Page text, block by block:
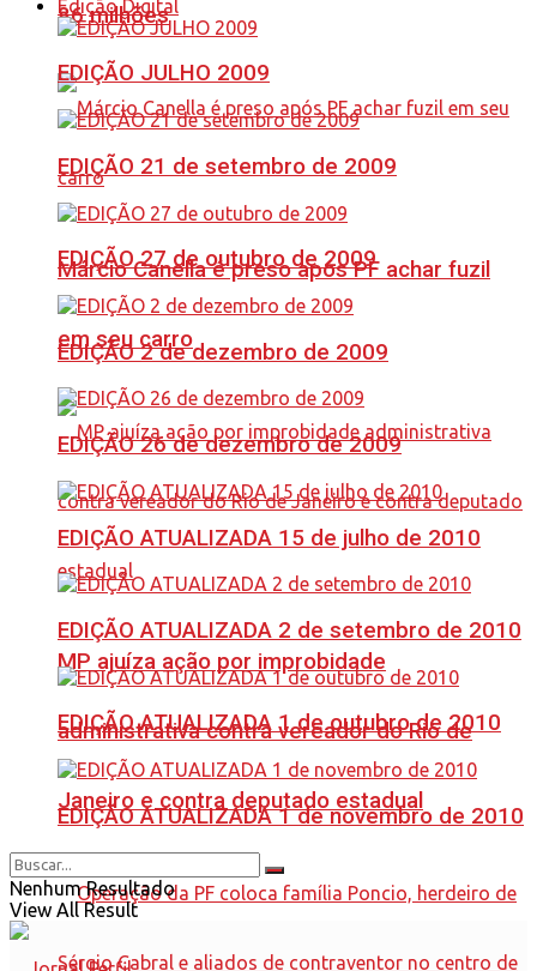
86 milhões
Márcio Canella é preso após PF achar fuzil
em seu carro
MP ajuíza ação por improbidade
administrativa contra vereador do Rio de
Janeiro e contra deputado estadual
Edição Digital
EDIÇÃO JULHO 2009
EDIÇÃO 21 de setembro de 2009
EDIÇÃO 27 de outubro de 2009
EDIÇÃO 2 de dezembro de 2009
EDIÇÃO 26 de dezembro de 2009
EDIÇÃO ATUALIZADA 15 de julho de 2010
EDIÇÃO ATUALIZADA 2 de setembro de 2010
EDIÇÃO ATUALIZADA 1 de outubro de 2010
EDIÇÃO ATUALIZADA 1 de novembro de 2010
Nenhum Resultado
View All Result